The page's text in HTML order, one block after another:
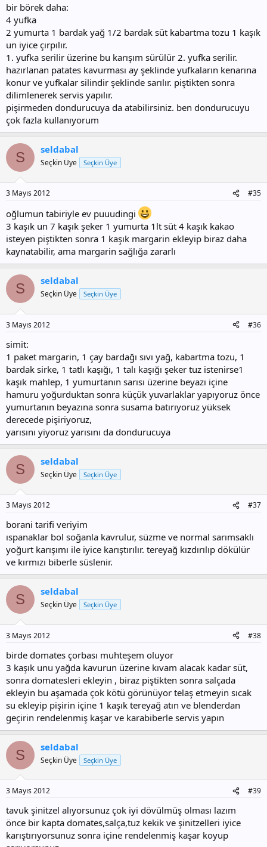
bir börek daha:
4 yufka
2 yumurta 1 bardak yağ 1/2 bardak süt kabartma tozu 1 kaşık
un iyice çırpılır.
1. yufka serilir üzerine bu karışım sürülür 2. yufka serilir.
hazırlanan patates kavurması ay şeklinde yufkaların kenarına
konur ve yufkalar silindir şeklinde sarılır. piştikten sonra
dilimlenerek servis yapılır.
pişirmeden dondurucuya da atabilirsiniz. ben dondurucuyu
çok fazla kullanıyorum
S seldabal
Seçkin Üye Seçkin Üye
3 Mayıs 2012 #35
oğlumun tabiriyle ev puuudingi
3 kaşık un 7 kaşık şeker 1 yumurta 1lt süt 4 kaşık kakao
isteyen piştikten sonra 1 kaşık margarin ekleyip biraz daha
kaynatabilir, ama margarin sağlığa zararlı
S seldabal
Seçkin Üye Seçkin Üye
3 Mayıs 2012 #36
simit:
1 paket margarin, 1 çay bardağı sıvı yağ, kabartma tozu, 1
bardak sirke, 1 tatlı kaşığı, 1 talı kaşığı şeker tuz istenirse1
kaşık mahlep, 1 yumurtanın sarısı üzerine beyazı içine
hamuru yoğurduktan sonra küçük yuvarlaklar yapıyoruz önce
yumurtanın beyazına sonra susama batırıyoruz yüksek
derecede pişiriyoruz,
yarısını yiyoruz yarısını da dondurucuya
S seldabal
Seçkin Üye Seçkin Üye
3 Mayıs 2012 #37
borani tarifi veriyim
ıspanaklar bol soğanla kavrulur, süzme ve normal sarımsaklı
yoğurt karışımı ile iyice karıştırılır. tereyağ kızdırılıp dökülür
ve kırmızı biberle süslenir.
S seldabal
Seçkin Üye Seçkin Üye
3 Mayıs 2012 #38
birde domates çorbası muhteşem oluyor
3 kaşık unu yağda kavurun üzerine kıvam alacak kadar süt,
sonra domatesleri ekleyin , biraz piştikten sonra salçada
ekleyin bu aşamada çok kötü görünüyor telaş etmeyin sıcak
su ekleyip pişirin içine 1 kaşık tereyağ atın ve blenderdan
geçirin rendelenmiş kaşar ve karabiberle servis yapın
S seldabal
Seçkin Üye Seçkin Üye
3 Mayıs 2012 #39
tavuk şinitzel alıyorsunuz çok iyi dövülmüş olması lazım
önce bir kapta domates,salça,tuz kekik ve şinitzelleri iyice
karıştırıyorsunuz sonra içine rendelenmiş kaşar koyup